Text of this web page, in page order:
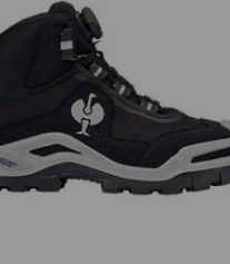
Bezpečnostní obuv e.s. Kastra II
mid